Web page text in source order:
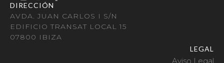
DIRECCIÓN
AVDA. JUAN CARLOS I S/N
EDIFICIO TRANSAT LOCAL 15
07800 IBIZA
LEGAL
Aviso Legal